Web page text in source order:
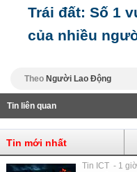
Trái đất: Số 1
của nhiều
Theo Người Lao Động
Tin liên quan
Tin mới nhất
Tin ICT - 1